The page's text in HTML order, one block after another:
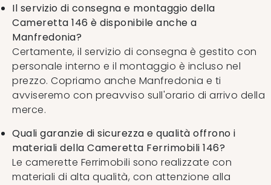
Il servizio di consegna e montaggio della
Cameretta 146 è disponibile anche a
Manfredonia?
Certamente, il servizio di consegna è gestito con
personale interno e il montaggio è incluso nel
prezzo. Copriamo anche Manfredonia e ti
avviseremo con preavviso sull'orario di arrivo della
merce.
Quali garanzie di sicurezza e qualità offrono i
materiali della Cameretta Ferrimobili 146?
Le camerette Ferrimobili sono realizzate con
materiali di alta qualità, con attenzione alla